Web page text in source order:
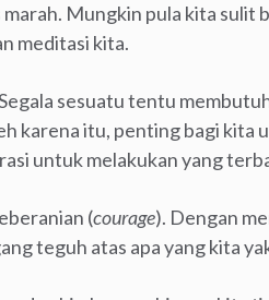
Mungkin pula kita sulit
meditasi kita.
sesuatu tentu
karena itu, penting bagi kita
untuk melakukan yang
(courage). Dengan
teguh atas apa yang kita